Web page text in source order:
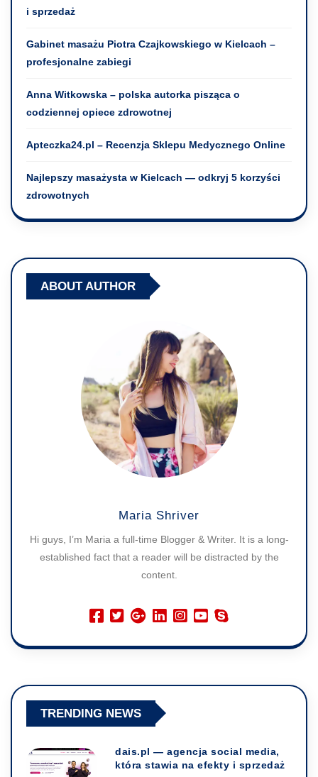
i sprzedaż
Gabinet masażu Piotra Czajkowskiego w Kielcach –
profesjonalne zabiegi
Anna Witkowska – polska autorka pisząca o
codziennej opiece zdrowotnej
Apteczka24.pl – Recenzja Sklepu Medycznego Online
Najlepszy masażysta w Kielcach — odkryj 5 korzyści
zdrowotnych
ABOUT AUTHOR
Maria Shriver
Hi guys, I’m Maria a full-time Blogger & Writer. It is a long-
established fact that a reader will be distracted by the
content.
TRENDING NEWS
dais.pl — agencja social media,
która stawia na efekty i sprzedaż